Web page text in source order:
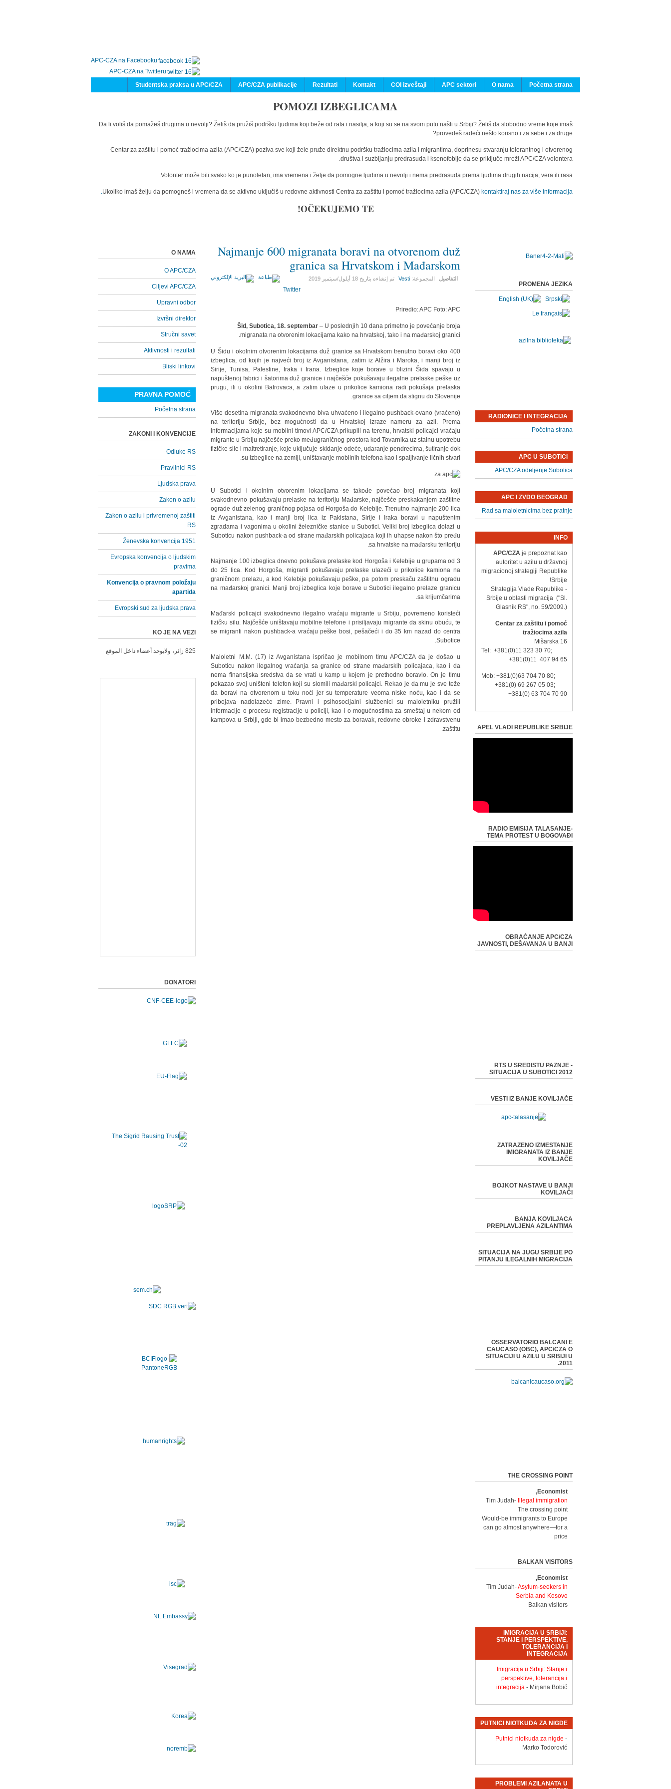
APC-CZA na Facebooku
APC-CZA na Twitteru
Početna strana
O nama
APC sektori
COI izveštaji
Kontakt
Rezultati
APC/CZA publikacije
Studentska praksa u APC/CZA
POMOZI IZBEGLICAMA
Da li voliš da pomažeš drugima u nevolji? Želiš da pružiš podršku ljudima koji beže od rata i nasilja, a koji su se na svom putu našli u Srbiji? Želiš da slobodno vreme koje imaš
provedeš radeći nešto korisno i za sebe i za druge?
Centar za zaštitu i pomoć tražiocima azila (APC/CZA) poziva sve koji žele pruže direktnu podršku tražiocima azila i migrantima, doprinesu stvaranju tolerantnog i otvorenog
društva i suzbijanju predrasuda i ksenofobije da se priključe mreži APC/CZA volontera.
Volonter može biti svako ko je punoletan, ima vremena i želje da pomogne ljudima u nevolji i nema predrasuda prema ljudima drugih nacija, vera ili rasa.
Ukoliko imaš želju da pomogneš i vremena da se aktivno uključiš u redovne aktivnosti Centra za zaštitu i pomoć tražiocima azila (APC/CZA) kontaktiraj nas za više informacija.
OČEKUJEMO TE!
Najmanje 600 migranata boravi na otvorenom duž
granica sa Hrvatskom i Mađarskom
التفاصيل المجموعة:Vesti تم إنشاءه بتاريخ18 أيلول/سبتمبر 2019
Twitter
Priredio: APC Foto: APC
Šid, Subotica, 18. septembar– U poslednjih 10 dana primetno je povećanje broja
migranata na otvorenim lokacijama kako na hrvatskoj, tako i na mađarskoj granici.
U Šidu i okolnim otvorenim lokacijama duž granice sa Hrvatskom trenutno boravi oko 400
izbeglica, od kojih je najveći broj iz Avganistana, zatim iz Alžira i Maroka, i manji broj iz
Sirije, Tunisa, Palestine, Iraka i Irana. Izbeglice koje borave u blizini Šida spavaju u
napuštenoj fabrici i šatorima duž granice i najčešće pokušavaju ilegalne prelaske peške uz
prugu, ili u okolini Batrovaca, a zatim ulaze u prikolice kamiona radi pokušaja prelaska
granice sa ciljem da stignu do Slovenije.
Više desetina migranata svakodnevno biva uhvaćeno i ilegalno pushback-ovano (vraćeno)
na teritoriju Srbije, bez mogućnosti da u Hrvatskoj izraze nameru za azil. Prema
informacijama koje su mobilni timovi APC/CZA prikupili na terenu, hrvatski policajci vraćaju
migrante u Srbiju najčešće preko međugraničnog prostora kod Tovarnika uz stalnu upotrebu
fizičke sile i maltretiranje, koje uključuje skidanje odeće, udaranje pendrecima, šutiranje dok
su izbeglice na zemlji, uništavanje mobilnih telefona kao i spaljivanje ličnih stvari.
U Subotici i okolnim otvorenim lokacijama se takođe povećao broj migranata koji
svakodnevno pokušavaju prelaske na teritoriju Mađarske, najčešće preskakanjem zaštitne
ograde duž zelenog graničnog pojasa od Horgoša do Kelebije. Trenutno najmanje 200 lica
iz Avganistana, kao i manji broj lica iz Pakistana, Sirije i Iraka boravi u napuštenim
zgradama i vagonima u okolini železničke stanice u Subotici. Veliki broj izbeglica dolazi u
Suboticu nakon pushback-a od strane mađarskih policajaca koji ih uhapse nakon što pređu
sa hrvatske na mađarsku teritoriju.
Najmanje 100 izbeglica dnevno pokušava prelaske kod Horgoša i Kelebije u grupama od 3
do 25 lica. Kod Horgoša, migranti pokušavaju prelaske ulazeći u prikolice kamiona na
graničnom prelazu, a kod Kelebije pokušavaju peške, pa potom preskaču zaštitnu ogradu
na mađarskoj granici. Manji broj izbeglica koje borave u Subotici ilegalno prelaze granicu
sa krijumčarima.
Mađarski policajci svakodnevno ilegalno vraćaju migrante u Srbiju, povremeno koristeći
fizičku silu. Najčešće uništavaju mobilne telefone i prisiljavaju migrante da skinu obuću, te
se migranti nakon pushback-a vraćaju peške bosi, pešačeći i do 35 km nazad do centra
Subotice.
Maloletni M.M. (17) iz Avganistana ispričao je mobilnom timu APC/CZA da je došao u
Suboticu nakon ilegalnog vraćanja sa granice od strane mađarskih policajaca, kao i da
nema finansijska sredstva da se vrati u kamp u kojem je prethodno boravio. On je timu
pokazao svoj uništeni telefon koji su slomili mađarski policajci. Rekao je da mu je sve teže
da boravi na otvorenom u toku noći jer su temperature veoma niske noću, kao i da se
pribojava nadolazeće zime. Pravni i psihosocijalni službenici su maloletniku pružili
informacije o procesu registracije u policiji, kao i o mogućnostima za smeštaj u nekom od
kampova u Srbiji, gde bi imao bezbedno mesto za boravak, redovne obroke i zdravstvenu
zaštitu.
O NAMA
O APC/CZA
Ciljevi APC/CZA
Upravni odbor
Izvršni direktor
Stručni savet
Aktivnosti i rezultati
Bliski linkovi
PRAVNA POMOĆ
Početna strana
ZAKONI I KONVENCIJE
Odluke RS
Pravilnici RS
Ljudska prava
Zakon o azilu
Zakon o azilu i privremenoj zaštiti
RS
Ženevska konvencija 1951
Evropska konvencija o ljudskim
pravima
Konvencija o pravnom položaju
apartida
Evropski sud za ljudska prava
KO JE NA VEZI
825 زائر، ولايوجد أعضاء داخل الموقع
DONATORI
PROMENA JEZIKA
RADIONICE I INTEGRACIJA
Početna strana
APC U SUBOTICI
APC/CZA odeljenje Subotica
APC I ZVDO BEOGRAD
Rad sa maloletnicima bez pratnje
INFO
APC/CZA je prepoznat kao
autoritet u azilu u državnoj
migracionoj strategiji Republike
Srbije!
- Strategija Vlade Republike
Srbije u oblasti migracija ("Sl.
Glasnik RS", no. 59/2009.)
Centar za zaštitu i pomoć
tražiocima azila
Mišarska 16
Tel: +381(0)11 323 30 70;
+381(0)11 407 94 65
Mob: +381(0)63 704 70 80;
+381(0) 69 267 05 03;
+381(0) 63 704 70 90
APEL VLADI REPUBLIKE SRBIJE
RADIO EMISIJA TALASANJE-
TEMA PROTEST U BOGOVAĐI
OBRAĆANJE APC/CZA
JAVNOSTI, DEŠAVANJA U BANJI
RTS U SREDISTU PAZNJE -
SITUACIJA U SUBOTICI 2012
VESTI IZ BANJE KOVILJAČE
ZATRAZENO IZMESTANJE
IMIGRANATA IZ BANJE
KOVILJAČE
BOJKOT NASTAVE U BANJI
KOVILJAČI
BANJA KOVILJACA
PREPLAVLJENA AZILANTIMA
SITUACIJA NA JUGU SRBIJE PO
PITANJU ILEGALNIH MIGRACIJA
OSSERVATORIO BALCANI E
CAUCASO (OBC), APC/CZA O
SITUACIJI U AZILU U SRBIJI U
2011.
THE CROSSING POINT
Economist,
Tim Judah-
Illegal immigration
The crossing point
Would-be immigrants to Europe
can go almost anywhere—for a
price
BALKAN VISITORS
Economist,
Tim Judah-Asylum-seekers in
Serbia and Kosovo
Balkan visitors
IMIGRACIJA U SRBIJI:
STANJE I PERSPEKTIVE,
TOLERANCIJA I
INTEGRACIJA
Imigracija u Srbiji: Stanje i
perspektive, tolerancija i
integracija - Mirjana Bobić
PUTNICI NIOTKUDA ZA NIGDE
Putnici niotkuda za nigde -
Marko Todorović
PROBLEMI AZILANATA U